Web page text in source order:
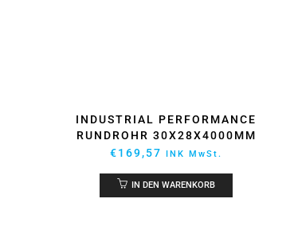
INDUSTRIAL PERFORMANCE
RUNDROHR 30X28X4000MM
€169,57 INK MwSt.
IN DEN WARENKORB